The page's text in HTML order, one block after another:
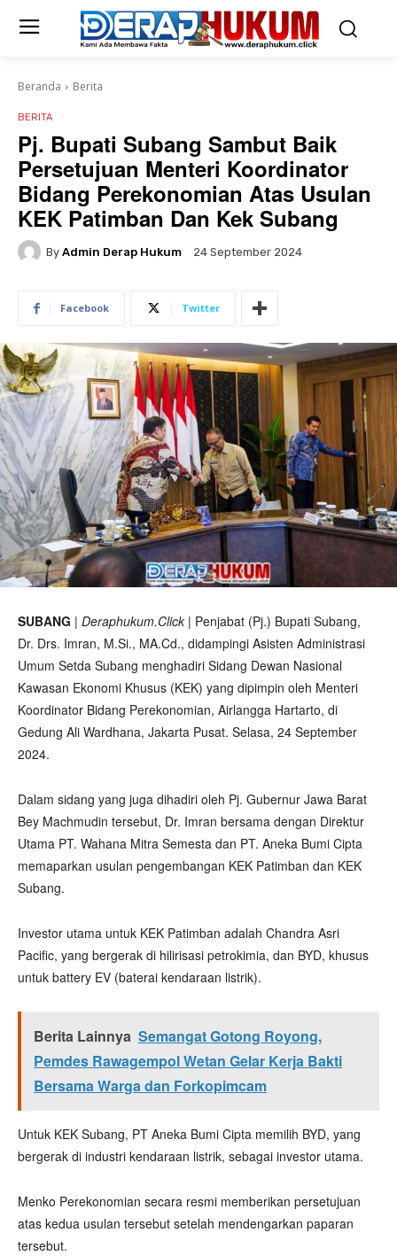
Beranda Berita
BERITA
Pj. Bupati Subang Sambut Baik
Persetujuan Menteri Koordinator
Bidang Perekonomian Atas Usulan
KEK Patimban Dan Kek Subang
By Admin Derap Hukum 24 September 2024
Facebook Twitter
SUBANG | Deraphukum.Click | Penjabat (Pj.) Bupati Subang,
Dr. Drs. Imran, M.Si., MA.Cd., didampingi Asisten Administrasi
Umum Setda Subang menghadiri Sidang Dewan Nasional
Kawasan Ekonomi Khusus (KEK) yang dipimpin oleh Menteri
Koordinator Bidang Perekonomian, Airlangga Hartarto, di
Gedung Ali Wardhana, Jakarta Pusat. Selasa, 24 September
2024.
Dalam sidang yang juga dihadiri oleh Pj. Gubernur Jawa Barat
Bey Machmudin tersebut, Dr. Imran bersama dengan Direktur
Utama PT. Wahana Mitra Semesta dan PT. Aneka Bumi Cipta
memaparkan usulan pengembangan KEK Patimban dan KEK
Subang.
Investor utama untuk KEK Patimban adalah Chandra Asri
Pacific, yang bergerak di hilirisasi petrokimia, dan BYD, khusus
untuk battery EV (baterai kendaraan listrik).
Berita Lainnya Semangat Gotong Royong,
Pemdes Rawagempol Wetan Gelar Kerja Bakti
Bersama Warga dan Forkopimcam
Untuk KEK Subang, PT Aneka Bumi Cipta memilih BYD, yang
bergerak di industri kendaraan listrik, sebagai investor utama.
Menko Perekonomian secara resmi memberikan persetujuan
atas kedua usulan tersebut setelah mendengarkan paparan
tersebut.